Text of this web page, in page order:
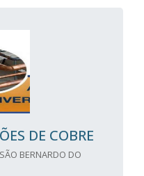
DE COBRE
BERNARDO DO